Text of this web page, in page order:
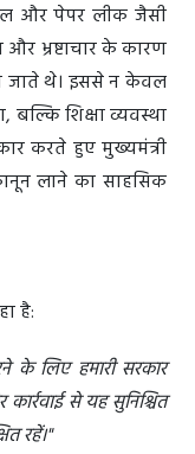
और पेपर लीक जैसी
भ्रष्टाचार के कारण
जाते थे। इससे न केवल
बल्कि शिक्षा व्यवस्था
करते हुए मुख्यमंत्री
लाने का साहसिक
है:
के लिए हमारी सरकार
से यह सुनिश्चित
रहें।"